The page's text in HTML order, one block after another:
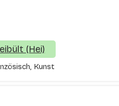
(Hei)
Kunst